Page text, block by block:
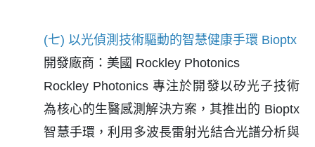
(七) 以光偵測技術驅動的智慧健康手環 Bioptx
開發廠商：美國 Rockley Photonics
Rockley Photonics 專注於開發以矽光子技術
為核心的生醫感測解決方案，其推出的 Bioptx
智慧手環，利用多波長雷射光結合光譜分析與